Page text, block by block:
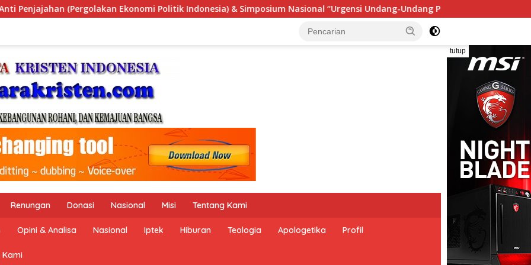
& Simposium Nasional “Urgensi Undang-Undang Perekonomian Nasional dan Kesejahteraan Sosial dalam Menata
tutup
Renungan Donasi Nasional Misi Tentang Kami
Opini & Analisa Nasional Iptek Hiburan Teologia Apologetika Profil
Kami